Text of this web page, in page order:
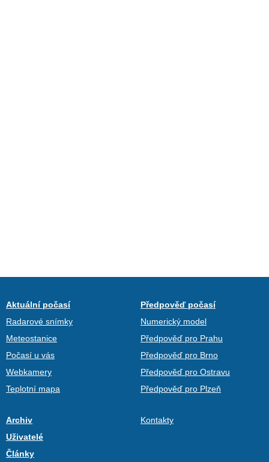
Aktuální počasí
Radarové snímky
Meteostanice
Počasí u vás
Webkamery
Teplotní mapa
Předpověď počasí
Numerický model
Předpověď pro Prahu
Předpověď pro Brno
Předpověď pro Ostravu
Předpověď pro Plzeň
Archiv
Uživatelé
Články
Kontakty